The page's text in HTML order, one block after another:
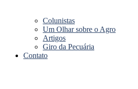
Colunistas
Um Olhar sobre o Agro
Artigos
Giro da Pecuária
Contato